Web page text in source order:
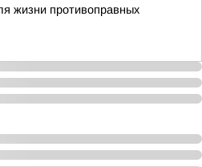
жизни противоправных